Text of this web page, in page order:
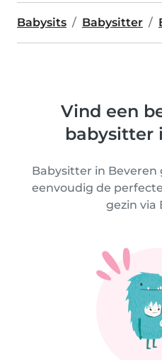
Babysits Babysitter
Vind een
babysitter
Babysitter in Beveren
eenvoudig de
gezin via